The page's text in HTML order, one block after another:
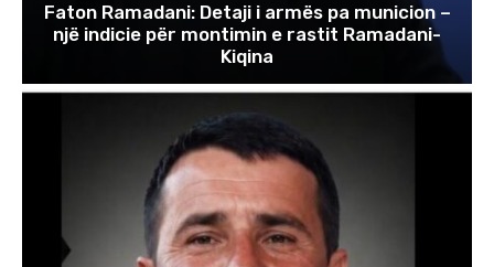
Faton Ramadani: Detaji i armës pa municion –
një indicie për montimin e rastit Ramadani-
Kiqina